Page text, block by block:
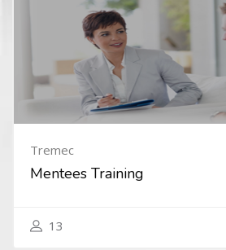
Tremec
Mentees Training
13